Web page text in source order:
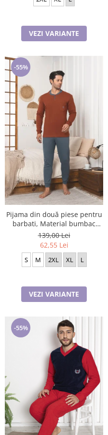
VEZI VARIANTE
-55%
Pijama din două piese pentru
barbati, Material bumbac
Berf2005
139,00 Lei
62,55 Lei
S M 2XL XL L
VEZI VARIANTE
-55%